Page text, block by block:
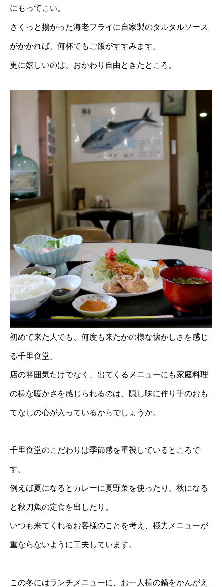
にもってこい。
さくっと揚がった海老フライに自家製のタルタルソース
がかかれば、何杯でもご飯がすすみます。
更に嬉しいのは、おかわり自由ときたところ。
初めて来た人でも、何度も来たかの様な懐かしさを感じ
る千里食堂。
店の雰囲気だけでなく、出てくるメニューにも家庭料理
の様な暖かさを感じられるのは、隠し味に作り手のおも
てなしの心が入っているからでしょうか。
千里食堂のこだわりは季節感を重視しているところで
す。
例えば夏になるとカレーに夏野菜を使ったり、秋になる
と秋刀魚の定食を出したり。
いつも来てくれるお客様のことを考え、極力メニューが
重ならないように工夫しています。
この冬にはランチメニューに、お一人様の鍋をかんがえ